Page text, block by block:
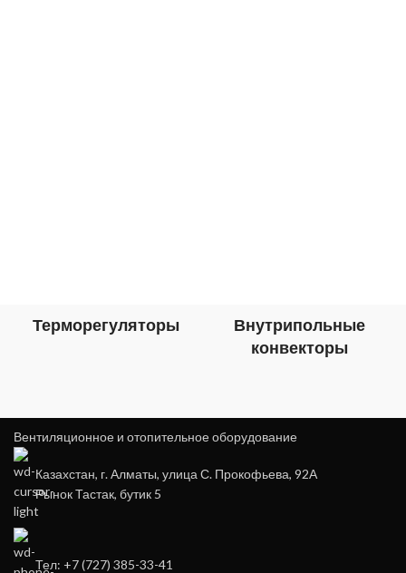
Терморегуляторы
Внутрипольные
конвекторы
Вентиляционное и отопительное оборудование
Казахстан, г. Алматы, улица С. Прокофьева, 92А
Рынок Тастак, бутик 5
Тел: +7 (727) 385-33-41